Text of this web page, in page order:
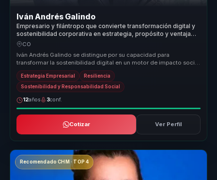
Iván Andrés Galindo
Empresario y filántropo que convierte transformación digital y
sostenibilidad corporativa en estrategia, propósito y ventaja
competitiva para empresas.
CO
Iván Andrés Galindo se distingue por su capacidad para
transformar la sostenibilidad digital en un motor de impacto social
real. Su enfoq...
Estrategia Empresarial Resiliencia
Sostenibilidad y Responsabilidad Social
12años 3conf.
Cotizar Ver Perfil
Recomendado CHM · TOP 4